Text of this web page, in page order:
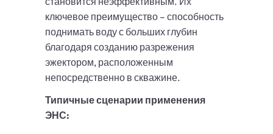
ключевое преимущество – способность
поднимать воду с больших глубин
благодаря созданию разрежения
эжектором, расположенным
непосредственно в скважине.
Типичные сценарии применения
ЭНС: